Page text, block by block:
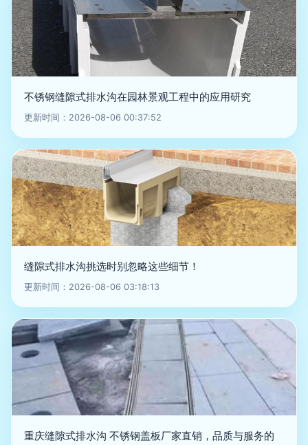
不锈钢缝隙式排水沟在园林景观工程中的应用研究
更新时间：2026-08-06 00:37:52
缝隙式排水沟挑选时别忽略这些细节！
更新时间：2026-08-06 03:18:13
重庆缝隙式排水沟 不锈钢盖板厂家直销，品质与服务的